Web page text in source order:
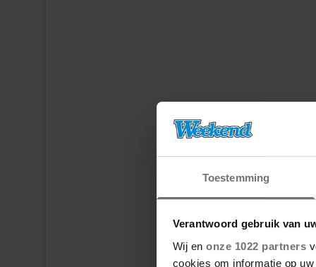
Toestemming
Verantwoord gebruik van
Wij en onze 1022 partners
cookies om informatie op
Dit bericht op Instagram bekijken